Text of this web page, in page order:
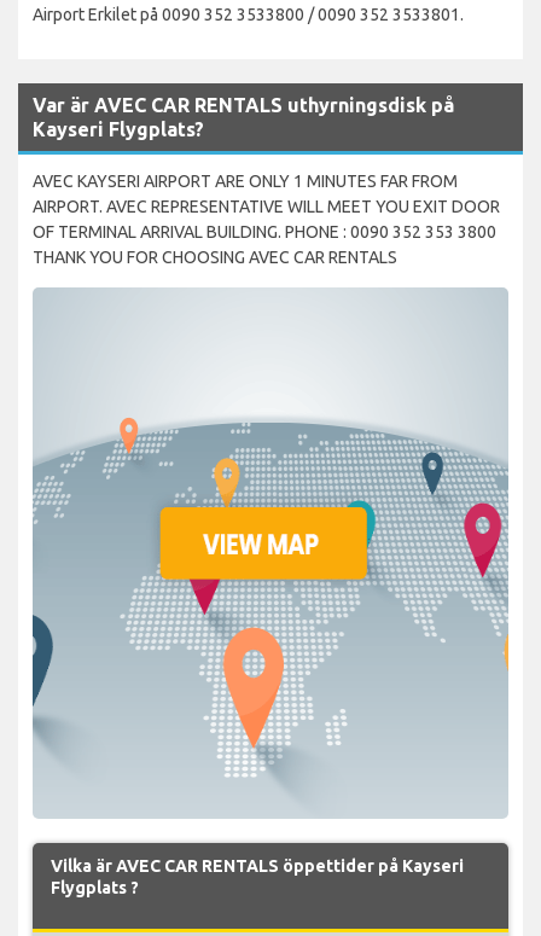
Airport Erkilet på 0090 352 3533800 / 0090 352 3533801.
Var är AVEC CAR RENTALS uthyrningsdisk på
Kayseri Flygplats?
AVEC KAYSERI AIRPORT ARE ONLY 1 MINUTES FAR FROM
AIRPORT. AVEC REPRESENTATIVE WILL MEET YOU EXIT DOOR
OF TERMINAL ARRIVAL BUILDING. PHONE : 0090 352 353 3800
THANK YOU FOR CHOOSING AVEC CAR RENTALS
Vilka är AVEC CAR RENTALS öppettider på Kayseri
Flygplats ?